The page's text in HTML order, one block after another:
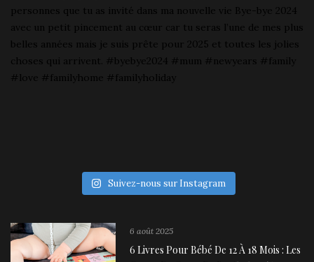
Suivez-nous sur Instagram
6 août 2025
6 Livres Pour Bébé De 12 À 18 Mois : Les